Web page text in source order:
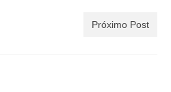
Próximo Post